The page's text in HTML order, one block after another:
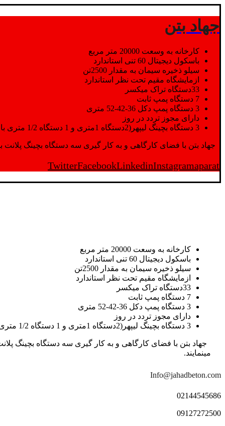
جهاد بتن
کارخانه به وسعت 20000 متر مربع
باسکول دیجیتال 60 تنی استاندارد
سیلو ذخیره سیمان به مقدار 2500تن
ازمایشگاه مقیم تحت نظر استاندارد
33دستگاه تراک میکسر
7 دستگاه پمپ ثابت
3 دستگاه پمپ دکل 36-42-52 متری
دارای مجوز تردد در روز
3 دستگاه بچینگ لیپهر(2دستگاه 1متری و 1 دستگاه 1/2 متری با توان تولید 150 متر مکعب در ساعت)
جهاد بتن با فضای کارگاهی و به کار گیری سه دستگاه بچینگ پلانت با ظرفیت 2500 تن در کنار پرسنل متخصص و پر تلاش واحدهای تولید و ازمایشگاه,بتن با کیفیت را برای واحد
TwitterFacebookLinkedinInstagramaparat
کارخانه به وسعت 20000 متر مربع
باسکول دیجیتال 60 تنی استاندارد
سیلو ذخیره سیمان به مقدار 2500تن
ازمایشگاه مقیم تحت نظر استاندارد
33دستگاه تراک میکسر
7 دستگاه پمپ ثابت
3 دستگاه پمپ دکل 36-42-52 متری
دارای مجوز تردد در روز
3 دستگاه بچینگ لیپهر(2دستگاه 1متری و 1 دستگاه 1/2 متری با توان تولید 150 متر مکعب در ساعت)
مینمایند.
Info@jahadbeton.com
02144545686
09127272500